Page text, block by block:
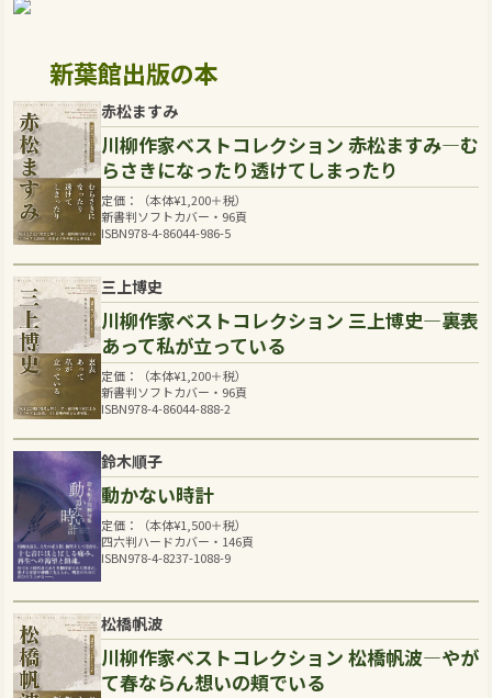
新葉館出版の本
赤松ますみ
川柳作家ベストコレクション 赤松ますみ―む
らさきになったり透けてしまったり
定価：（本体¥1,200＋税）
新書判ソフトカバー・96頁
ISBN978-4-86044-986-5
三上博史
川柳作家ベストコレクション 三上博史―裏表
あって私が立っている
定価：（本体¥1,200＋税）
新書判ソフトカバー・96頁
ISBN978-4-86044-888-2
鈴木順子
動かない時計
定価：（本体¥1,500＋税）
四六判ハードカバー・146頁
ISBN978-4-8237-1088-9
松橋帆波
川柳作家ベストコレクション 松橋帆波―やが
て春ならん想いの頬でいる